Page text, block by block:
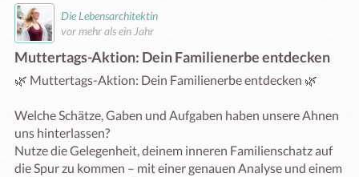
Die Lebensarchitektin
vor mehr als ein Jahr
Muttertags-Aktion: Dein Familienerbe entdecken
🌿 Muttertags-Aktion: Dein Familienerbe entdecken 🌿
Welche Schätze, Gaben und Aufgaben haben unsere Ahnen
uns hinterlassen?
Nutze die Gelegenheit, deinem inneren Familienschatz auf
die Spur zu kommen – mit einer genauen Analyse und einem